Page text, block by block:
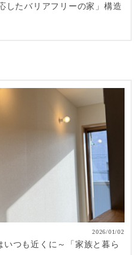
したバリアフリーの家」構造
2026/01/02
つも近くに～「家族と暮ら